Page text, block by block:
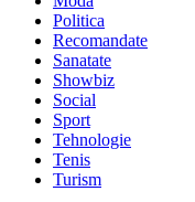
Politica
Recomandate
Sanatate
Showbiz
Social
Sport
Tehnologie
Tenis
Turism